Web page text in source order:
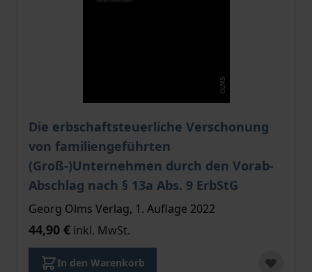
Die erbschaftsteuerliche Verschonung
von familiengeführten
(Groß-)Unternehmen durch den Vorab-
Abschlag nach § 13a Abs. 9 ErbStG
Georg Olms Verlag, 1. Auflage 2022
44,90 € inkl. MwSt.
In den Warenkorb